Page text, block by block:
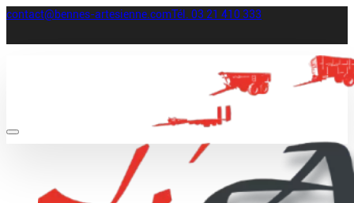
contact@bennes-artesienne.comTél. 03 21 410 333